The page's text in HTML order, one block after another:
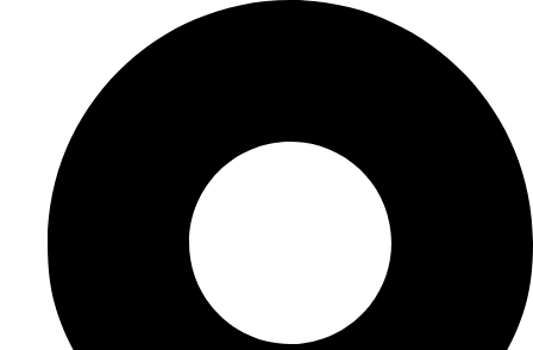
содержимому